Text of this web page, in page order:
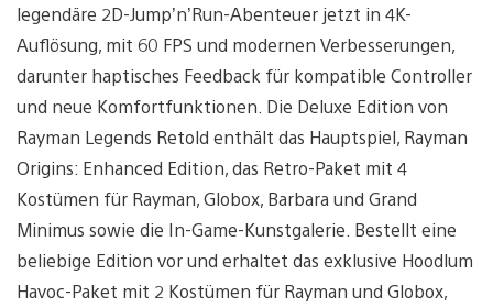
legendäre 2D-Jump’n’Run-Abenteuer jetzt in 4K-
Auflösung, mit 60 FPS und modernen Verbesserungen,
darunter haptisches Feedback für kompatible Controller
und neue Komfortfunktionen. Die Deluxe Edition von
Rayman Legends Retold enthält das Hauptspiel, Rayman
Origins: Enhanced Edition, das Retro-Paket mit 4
Kostümen für Rayman, Globox, Barbara und Grand
Minimus sowie die In-Game-Kunstgalerie. Bestellt eine
beliebige Edition vor und erhaltet das exklusive Hoodlum
Havoc-Paket mit 2 Kostümen für Rayman und Globox,